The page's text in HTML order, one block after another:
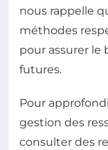
nous rappelle
méthodes
pour assurer le
futures.
Pour
gestion des
consulter des